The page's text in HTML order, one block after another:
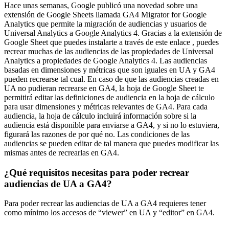
Hace unas semanas, Google publicó una novedad sobre una
extensión de Google Sheets llamada GA4 Migrator for Google
Analytics que permite la migración de audiencias y usuarios de
Universal Analytics a Google Analytics 4. Gracias a la extensión de
Google Sheet que puedes instalarte a través de este enlace , puedes
recrear muchas de las audiencias de las propiedades de Universal
Analytics a propiedades de Google Analytics 4. Las audiencias
basadas en dimensiones y métricas que son iguales en UA y GA4
pueden recrearse tal cual. En caso de que las audiencias creadas en
UA no pudieran recrearse en GA4, la hoja de Google Sheet te
permitirá editar las definiciones de audiencia en la hoja de cálculo
para usar dimensiones y métricas relevantes de GA4. Para cada
audiencia, la hoja de cálculo incluirá información sobre si la
audiencia está disponible para enviarse a GA4, y si no lo estuviera,
figurará las razones de por qué no. Las condiciones de las
audiencias se pueden editar de tal manera que puedes modificar las
mismas antes de recrearlas en GA4.
¿Qué requisitos necesitas para poder recrear
audiencias de UA a GA4?
Para poder recrear las audiencias de UA a GA4 requieres tener
como mínimo los accesos de “viewer” en UA y “editor” en GA4.